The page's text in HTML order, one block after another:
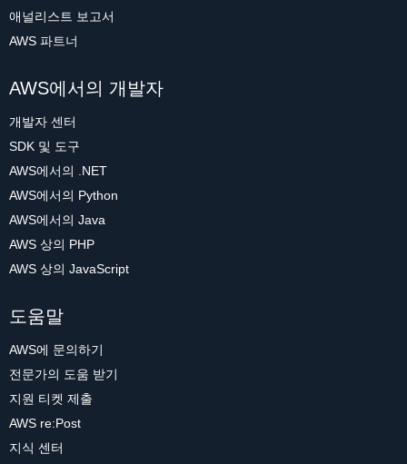
애널리스트 보고서
AWS 파트너
AWS에서의 개발자
개발자 센터
SDK 및 도구
AWS에서의 .NET
AWS에서의 Python
AWS에서의 Java
AWS 상의 PHP
AWS 상의 JavaScript
도움말
AWS에 문의하기
전문가의 도움 받기
지원 티켓 제출
AWS re:Post
지식 센터